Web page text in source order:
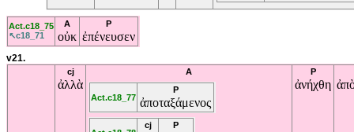
Act.c18_75
↖c18_71
A
οὐκ
P
ἐπένευσεν
v21.
cj
ἀλλὰ
A
Act.c18_77
P
ἀποταξάμενος
cj P
P
ἀνήχθη